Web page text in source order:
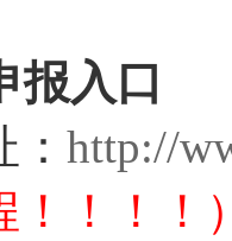
报入口
http://
！！！！